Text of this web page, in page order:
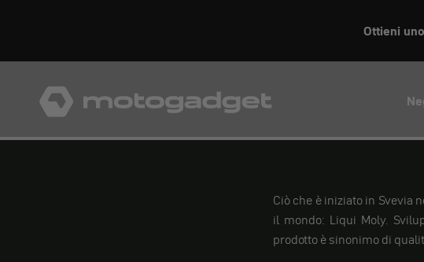
Ottieni
motogadget GmbH
Ciò che è iniziato in Svevia
il mondo: Liqui Moly.
prodotto è sinonimo di